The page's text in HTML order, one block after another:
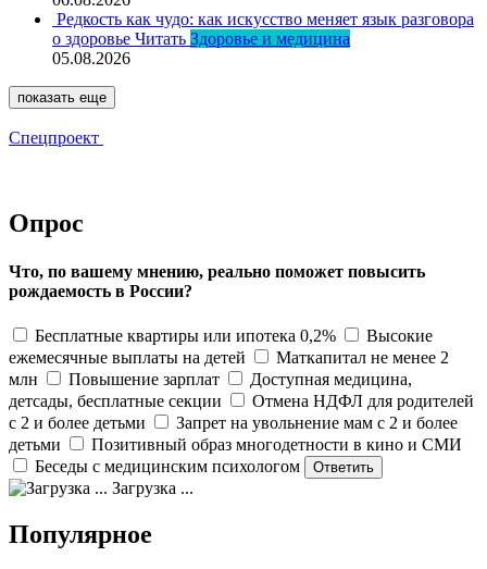
Редкость как чудо: как искусство меняет язык разговора
о здоровье Читать Здоровье и медицина
05.08.2026
показать еще
Спецпроект
Опрос
Что, по вашему мнению, реально поможет повысить
рождаемость в России?
Бесплатные квартиры или ипотека 0,2%
Высокие
ежемесячные выплаты на детей
Маткапитал не менее 2
млн
Повышение зарплат
Доступная медицина,
детсады, бесплатные секции
Отмена НДФЛ для родителей
с 2 и более детьми
Запрет на увольнение мам с 2 и более
детьми
Позитивный образ многодетности в кино и СМИ
Беседы с медицинским психологом
Загрузка ...
Популярное